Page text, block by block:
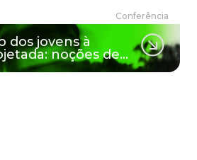
Conferência
dos jovens à
noções de…